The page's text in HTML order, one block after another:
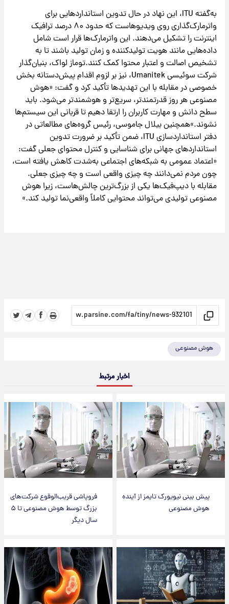
به‌گفته ITU، این نهاد در حال تدوین استانداردهایی برای
واترمارک‌گذاری روی ویدیوهاست که حدود ۸۰ درصد ترافیک
اینترنت را تشکیل می‌دهند. این واترمارک‌ها قرار است شامل
داده‌هایی مانند هویت تولیدکننده و زمان تولید باشند تا به
تشخیص اصالت و اعتبار محتوا کمک کنند.توماز لواک، بنیان‌گذار
شرکت سوئیسی Umanitek، نیز بر لزوم اقدام پیش‌دستانه بخش
خصوصی در مقابله با این تهدیدها تأکید کرد و گفت: «هوش
مصنوعی هر روز قدرتمندتر، سریع‌تر و هوشمندتر می‌شود. باید
سطح دانش و مهارت کاربران را ارتقا دهیم تا قربانی این سیستم‌ها
نشوند.»همچنین بیلال جاموسی، رئیس گروه‌های مطالعاتی در
دفتر استانداردسازی ITU، ضمن تأکید بر ضرورت تدوین
استانداردهای جهانی برای شناسایی و کنترل محتوای جعلی گفت:
«اعتماد عمومی به شبکه‌های اجتماعی به‌شدت کاهش یافته است،
چون مردم نمی‌دانند چه چیزی واقعی است و چه چیزی جعلی.
مقابله با دیپ‌فیک‌ها یکی از بزرگ‌ترین چالش‌هاست، زیرا هوش
مصنوعی تولیدی می‌تواند محتوایی کاملاً واقعی‌نما تولید کند.»
هوش مصنوعی
اخبار مرتبط
پیش بینی نیویورک تایمز از آینده
هوش مصنوعی
فروپاشی قریب‌الوقوع شرکت‌های
بزرگ توسط هوش مصنوعی تا ۵
سال دیگر